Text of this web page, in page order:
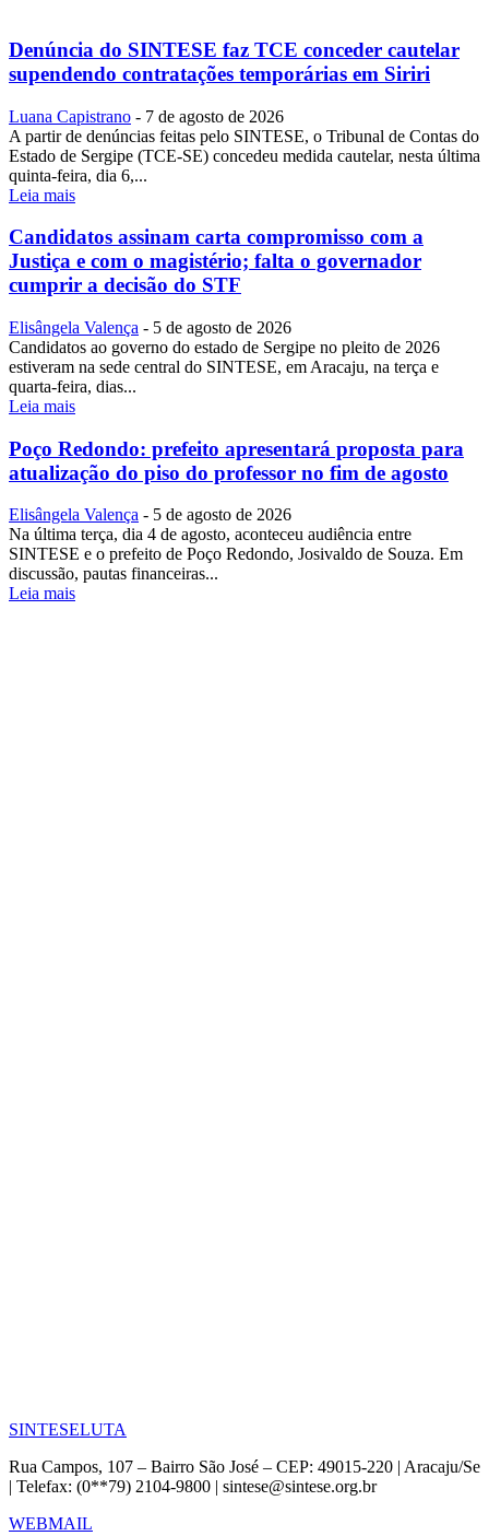
Denúncia do SINTESE faz TCE conceder cautelar
supendendo contratações temporárias em Siriri
Luana Capistrano - 7 de agosto de 2026
A partir de denúncias feitas pelo SINTESE, o Tribunal de Contas do
Estado de Sergipe (TCE-SE) concedeu medida cautelar, nesta última
quinta-feira, dia 6,...
Leia mais
Candidatos assinam carta compromisso com a
Justiça e com o magistério; falta o governador
cumprir a decisão do STF
Elisângela Valença - 5 de agosto de 2026
Candidatos ao governo do estado de Sergipe no pleito de 2026
estiveram na sede central do SINTESE, em Aracaju, na terça e
quarta-feira, dias...
Leia mais
Poço Redondo: prefeito apresentará proposta para
atualização do piso do professor no fim de agosto
Elisângela Valença - 5 de agosto de 2026
Na última terça, dia 4 de agosto, aconteceu audiência entre
SINTESE e o prefeito de Poço Redondo, Josivaldo de Souza. Em
discussão, pautas financeiras...
Leia mais
SINTESELUTA
Rua Campos, 107 – Bairro São José – CEP: 49015-220 | Aracaju/Se
| Telefax: (0**79) 2104-9800 | sintese@sintese.org.br
WEBMAIL